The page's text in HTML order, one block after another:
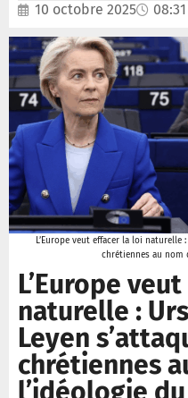
10 octobre 2025 08:31
L’Europe veut effacer la loi naturelle
chrétiennes au nom
L’Europe
naturelle :
Leyen
chrétiennes